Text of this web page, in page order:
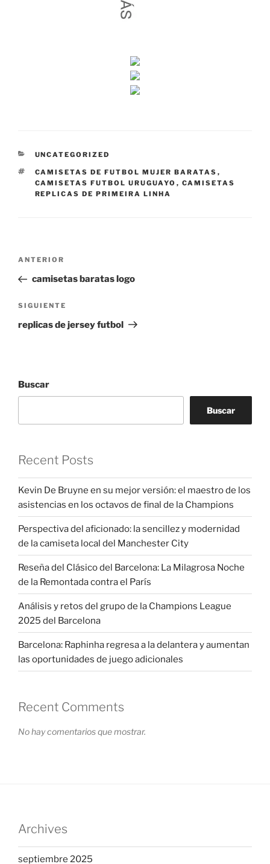
CATEGORÍAS
UNCATEGORIZED
ETIQUETAS
CAMISETAS DE FUTBOL MUJER BARATAS ,
CAMISETAS FUTBOL URUGUAYO , CAMISETAS
REPLICAS DE PRIMEIRA LINHA
Navegación
entradas
Entrada
anterior:
ANTERIOR
camisetas baratas logo
Siguiente
entrada
SIGUIENTE
replicas de jersey futbol
Buscar
Buscar
Recent Posts
Kevin De Bruyne en su mejor versión: el maestro de los
asistencias en los octavos de final de la Champions
Perspectiva del aficionado: la sencillez y modernidad
de la camiseta local del Manchester City
Reseña del Clásico del Barcelona: La Milagrosa Noche
de la Remontada contra el París
Análisis y retos del grupo de la Champions League
2025 del Barcelona
Barcelona: Raphinha regresa a la delantera y aumentan
las oportunidades de juego adicionales
Recent Comments
No hay comentarios que mostrar.
Archives
septiembre 2025